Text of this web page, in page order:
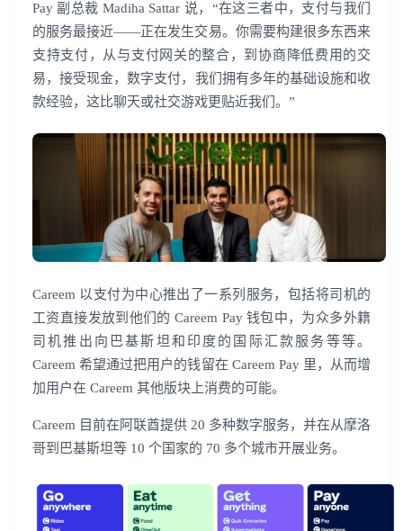
Pay 副总裁 Madiha Sattar 说，“在这三者中，支付与我们
的服务最接近——正在发生交易。你需要构建很多东西来
支持支付，从与支付网关的整合，到协商降低费用的交
易，接受现金，数字支付，我们拥有多年的基础设施和收
款经验，这比聊天或社交游戏更贴近我们。”
Careem 以支付为中心推出了一系列服务，包括将司机的
工资直接发放到他们的 Careem Pay 钱包中，为众多外籍
司机推出向巴基斯坦和印度的国际汇款服务等等。
Careem 希望通过把用户的钱留在 Careem Pay 里，从而增
加用户在 Careem 其他版块上消费的可能。
Careem 目前在阿联酋提供 20 多种数字服务，并在从摩洛
哥到巴基斯坦等 10 个国家的 70 多个城市开展业务。